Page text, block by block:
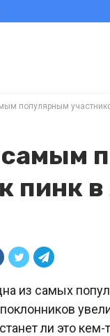
популярным
самым
пинк
из самых
ли это